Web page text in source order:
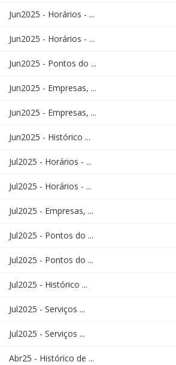
Jun2025 - Horários - ...
Jun2025 - Horários - ...
Jun2025 - Pontos do ...
Jun2025 - Empresas, ...
Jun2025 - Empresas, ...
Jun2025 - Histórico ...
Jul2025 - Horários - ...
Jul2025 - Horários - ...
Jul2025 - Empresas, ...
Jul2025 - Pontos do ...
Jul2025 - Pontos do ...
Jul2025 - Histórico ...
Jul2025 - Serviços ...
Jul2025 - Serviços ...
Abr25 - Histórico de ...